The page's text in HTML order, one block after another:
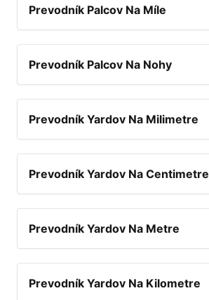
Prevodník Palcov Na Míle
Prevodník Palcov Na Nohy
Prevodník Yardov Na Milimetre
Prevodník Yardov Na Centimetre
Prevodník Yardov Na Metre
Prevodník Yardov Na Kilometre